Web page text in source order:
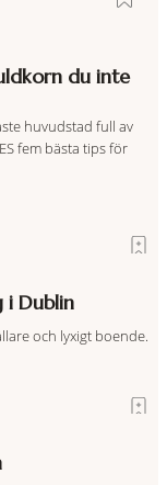
du inte
huvudstad full av
fem bästa tips för
i Dublin
och lyxigt boende.